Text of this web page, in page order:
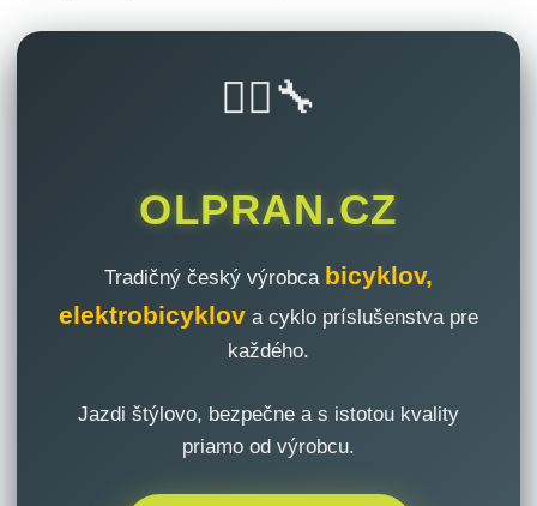
🚴‍♂️🔧
OLPRAN.CZ
Tradičný český výrobca bicyklov,
elektrobicyklov a cyklo príslušenstva pre
každého.
Jazdi štýlovo, bezpečne a s istotou kvality
priamo od výrobcu.